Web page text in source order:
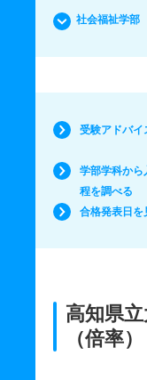
社会福祉学部
受験アドバイ
学部学科から
程を調べる
合格発表日を
高知県
（倍率）